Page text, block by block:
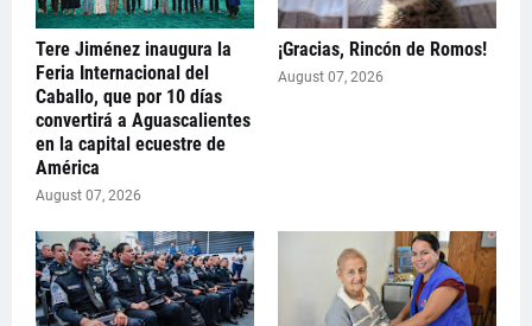
Tere Jiménez inaugura la
Feria Internacional del
Caballo, que por 10 días
convertirá a Aguascalientes
en la capital ecuestre de
América
August 07, 2026
¡Gracias, Rincón de Romos!
August 07, 2026